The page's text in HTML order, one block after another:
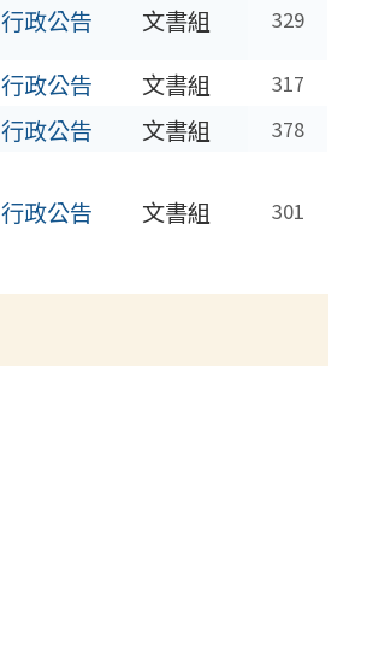
行政公告 文書組 329
行政公告 文書組 317
行政公告 文書組 378
行政公告 文書組 301